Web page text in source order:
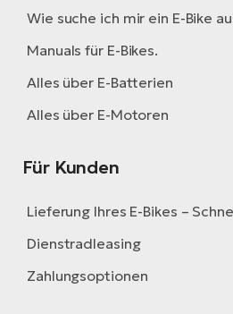
Wie suche ich mir ein E-Bike
Manuals für E-Bikes.
Alles über E-Batterien
Alles über E-Motoren
Für Kunden
Lieferung Ihres E-Bikes –
Dienstradleasing
Zahlungsoptionen